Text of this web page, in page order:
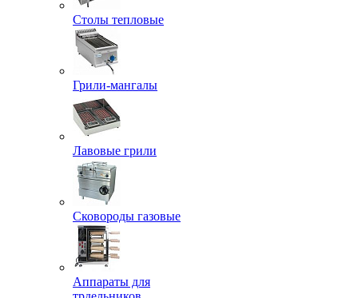
Столы тепловые
Грили-мангалы
Лавовые грили
Сковороды газовые
Аппараты для